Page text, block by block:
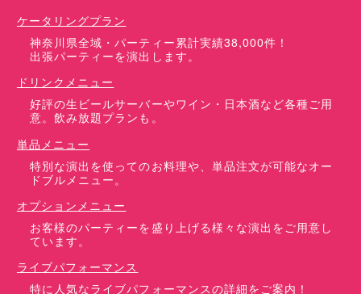
ケータリングプラン
神奈川県全域・パーティー累計実績38,000件！
出張パーティーを演出します。
ドリンクメニュー
好評の生ビールサーバーやワイン・日本酒など各種ご用
意。飲み放題プランも。
単品メニュー
特別な演出を使ってのお料理や、単品注文が可能なオー
ドブルメニュー。
オプションメニュー
お客様のパーティーを盛り上げる様々な演出をご用意し
ています。
ライブパフォーマンス
特に人気なライブパフォーマンスの詳細をご案内！